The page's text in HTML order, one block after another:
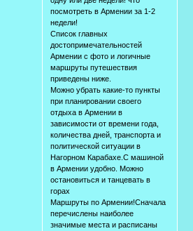
посмотреть в Армении за 1-2
недели!
Список главных
достопримечательностей
Армении c фото и логичные
маршруты путешествия
приведены ниже.
Можно убрать какие-то пункты
при планировании своего
отдыха в Армении в
зависимости от времени года,
количества дней, транспорта и
политической ситуации в
Нагорном Карабахе.С машиной
в Армении удобно. Можно
остановиться и танцевать в
горах
Маршруты по Армении!Сначала
перечислены наиболее
значимые места и расписаны